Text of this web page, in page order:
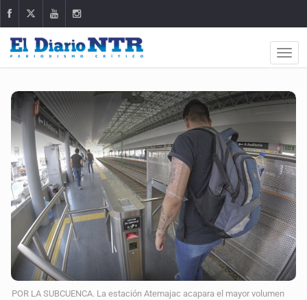
POR LA SUBCUENCA. La estación Atemajac acapara el mayor volumen